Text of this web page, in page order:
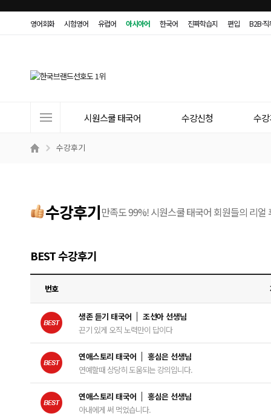
영어회화 시험영어 유럽어 아시아어 한국어 진짜학습지 편입 B2B·
트
시원스쿨 태국어 수강신청 수
수강후기
수강후기만족도 99%! 시원스쿨 태국어 회원들의 리얼
BEST 수강후기
번호
생존 듣기 태국어
조선아 선생님
끈기 있게 오직 노력만이 답이다
연애스토리 태국어
홍심은 선생님
연예할때 상당히 도움되는 강의입니다.
연애스토리 태국어
홍심은 선생님
아내에게 써 먹었습니다.